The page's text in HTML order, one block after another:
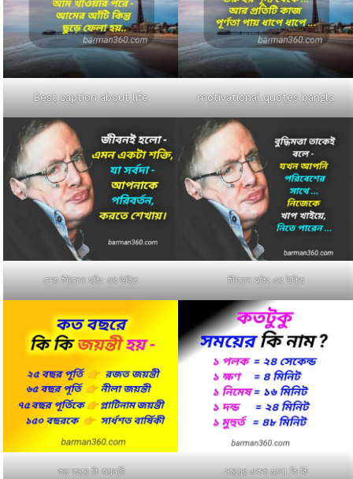
Best caption about life motivational quotes bangla
সেরা স্টিফেন হকিং এর উক্তি স্টিফেন হকিং এর উক্তি
কত বছরে কি জয়ন্তী সময়ের একক গুলো কি কি